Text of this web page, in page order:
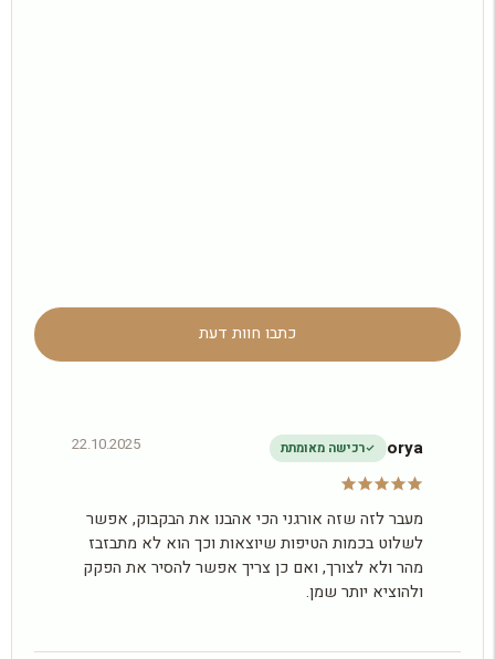
כתבו חוות דעת
orya רכישה מאומתת 22.10.2025
מעבר לזה שזה אורגני הכי אהבנו את הבקבוק, אפשר
לשלוט בכמות הטיפות שיוצאות וכך הוא לא מתבזבז
מהר ולא לצורך, ואם כן צריך אפשר להסיר את הפקק
ולהוציא יותר שמן.